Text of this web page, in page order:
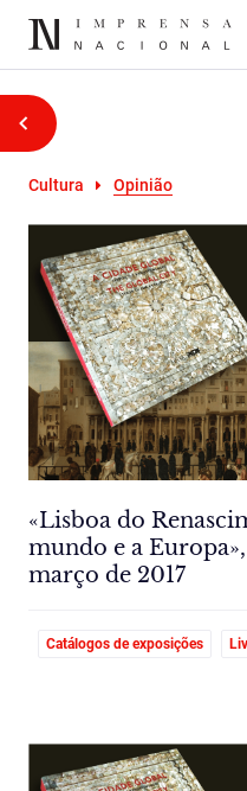
Cultura Opinião
«Lisboa do
mundo e a
março de 2017
Catálogos de exposições